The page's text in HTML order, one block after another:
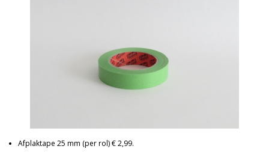
Afplaktape 25 mm (per rol) € 2,99.